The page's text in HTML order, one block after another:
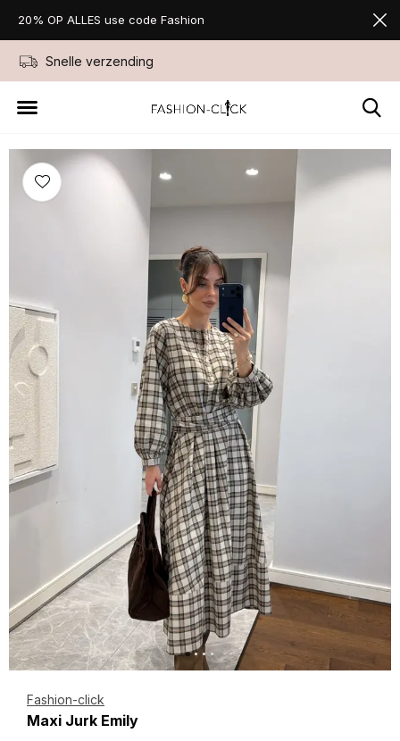
Snelle verzending
20% OP ALLES use code Fashion
Fashion-click
Maxi Jurk Emily